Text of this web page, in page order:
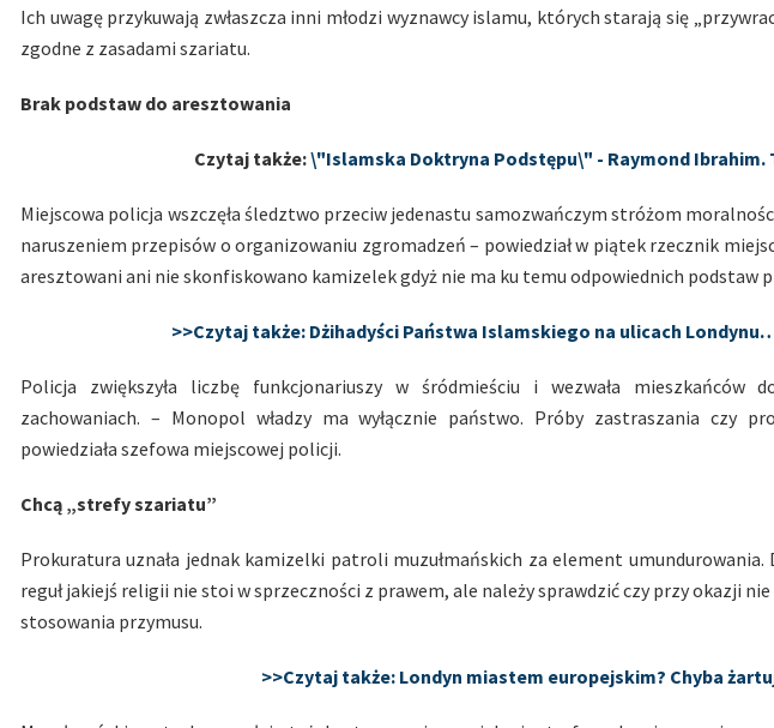
Ich uwagę przykuwają zwłaszcza inni młodzi wyznawcy islamu, których starają się
zgodne z zasadami szariatu.
Brak podstaw do aresztowania
Czytaj także:\"Islamska Doktryna Podstępu\" - Raymond Ibrahim.
Miejscowa policja wszczęła śledztwo przeciw jedenastu samozwańczym stróżom
naruszeniem przepisów o organizowaniu zgromadzeń – powiedział w piątek rzecznik
aresztowani ani nie skonfiskowano kamizelek gdyż nie ma ku temu odpowiednich podstaw
>>Czytaj także: Dżihadyści Państwa Islamskiego na ulicach
Policja zwiększyła liczbę funkcjonariuszy w śródmieściu i wezwała mieszkańców
zachowaniach. – Monopol władzy ma wyłącznie państwo. Próby zastraszania czy
powiedziała szefowa miejscowej policji.
Chcą „strefy szariatu”
Prokuratura uznała jednak kamizelki patroli muzułmańskich za element umundurowania.
reguł jakiejś religii nie stoi w sprzeczności z prawem, ale należy sprawdzić czy przy okazji
stosowania przymusu.
>>Czytaj także: Londyn miastem europejskim? Chyba